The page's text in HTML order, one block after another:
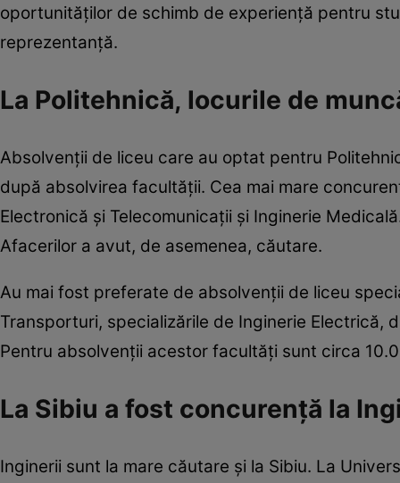
oportunităţilor de schimb de experienţă pentru
reprezentanţă.
La Politehnică, locurile de
Absolvenţii de liceu care au optat pentru
după absolvirea facultăţii. Cea mai mare
Electronică şi Telecomunicaţii şi Inginerie
Afacerilor a avut, de asemenea, căutare.
Au mai fost preferate de absolvenţii de liceu
Transporturi, specializările de Inginerie
Pentru absolvenții acestor facultăți sunt circa
La Sibiu a fost concurență la
Inginerii sunt la mare căutare şi la Sibiu. La